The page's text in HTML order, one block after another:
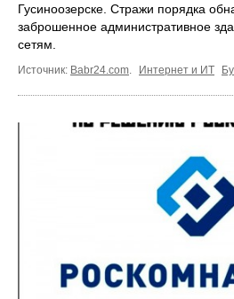
Гусиноозерске. Стражи порядка
заброшенное административное
сетям.
Источник: Babr24.com. Интернет и ИТ